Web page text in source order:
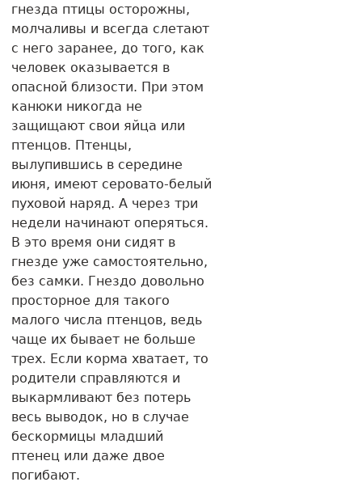
гнезда птицы осторожны,
молчаливы и всегда слетают
с него заранее, до того, как
человек оказывается в
опасной близости. При этом
канюки никогда не
защищают свои яйца или
птенцов. Птенцы,
вылупившись в середине
июня, имеют серовато-белый
пуховой наряд. А через три
недели начинают оперяться.
В это время они сидят в
гнезде уже самостоятельно,
без самки. Гнездо довольно
просторное для такого
малого числа птенцов, ведь
чаще их бывает не больше
трех. Если корма хватает, то
родители справляются и
выкармливают без потерь
весь выводок, но в случае
бескормицы младший
птенец или даже двое
погибают.